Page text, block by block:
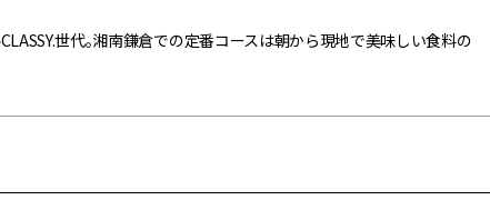
世代。湘南鎌倉での定番コースは朝から現地で美味しい食料の